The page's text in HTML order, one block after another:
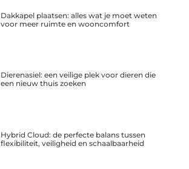
Dakkapel plaatsen: alles wat je moet weten
voor meer ruimte en wooncomfort
Dierenasiel: een veilige plek voor dieren die
een nieuw thuis zoeken
Hybrid Cloud: de perfecte balans tussen
flexibiliteit, veiligheid en schaalbaarheid